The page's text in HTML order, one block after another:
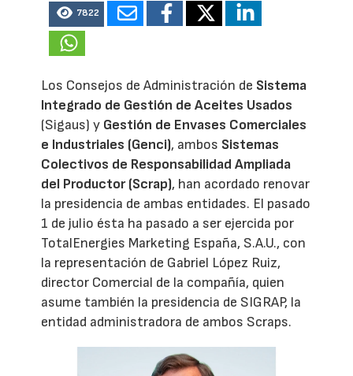
7822
Los Consejos de Administración de Sistema
Integrado de Gestión de Aceites Usados
(Sigaus) y Gestión de Envases Comerciales
e Industriales (Genci), ambos Sistemas
Colectivos de Responsabilidad Ampliada
del Productor (Scrap), han acordado renovar
la presidencia de ambas entidades. El pasado
1 de julio ésta ha pasado a ser ejercida por
TotalEnergies Marketing España, S.A.U., con
la representación de Gabriel López Ruiz,
director Comercial de la compañía, quien
asume también la presidencia de SIGRAP, la
entidad administradora de ambos Scraps.